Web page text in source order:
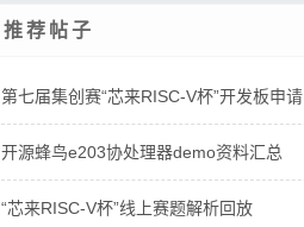
推荐帖子
第七届集创赛“芯来RISC-V杯”开发板申请
开源蜂鸟e203协处理器demo资料汇总
“芯来RISC-V杯”线上赛题解析回放